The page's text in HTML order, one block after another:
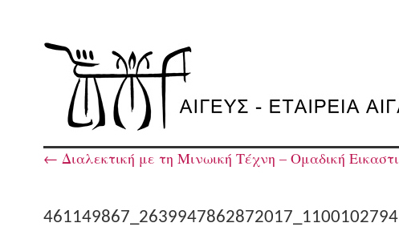
← Διαλεκτική με τη Μινωική Τέχνη – Ομαδική